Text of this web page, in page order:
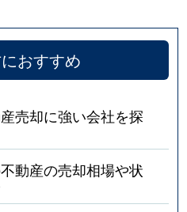
おすすめ
売却に強い会社を探
動産の売却相場や状